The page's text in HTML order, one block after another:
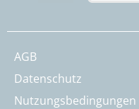
AGB
Datenschutz
Nutzungsbedingungen